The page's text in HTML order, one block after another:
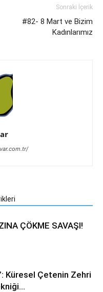
Sonraki İçerik
#82- 8 Mart ve Bizim
Kadınlarımız
ÇÖKME SAVAŞI!
Küresel Çetenin Zehri